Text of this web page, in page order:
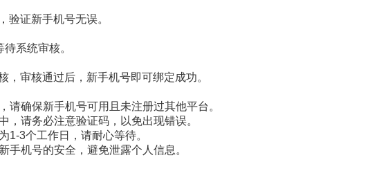
验证新手机号无误。
系统审核。
审核通过后，新手机号即可绑定成功。
请确保新手机号可用且未注册过其他平台。
，请务必注意验证码，以免出现错误。
1-3个工作日，请耐心等待。
手机号的安全，避免泄露个人信息。